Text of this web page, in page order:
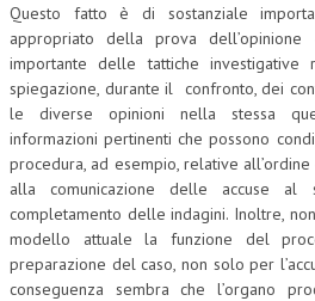
Questo fatto è di sostanziale
appropriato della prova
importante delle tattiche investigative
spiegazione, durante il confronto, dei
le diverse opinioni nella stessa
informazioni pertinenti che possono
procedura, ad esempio, relative
alla comunicazione delle accuse
completamento delle indagini. Inoltre,
modello attuale la funzione del
preparazione del caso, non solo per
conseguenza sembra che l’organo